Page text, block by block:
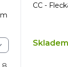
CC -